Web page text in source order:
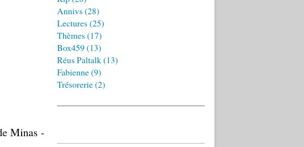
Minas -
Annivs (28)
Lectures (25)
Thèmes (17)
Box459 (13)
Réus Paltalk(13)
Fabienne(9)
Trésorerie(2)